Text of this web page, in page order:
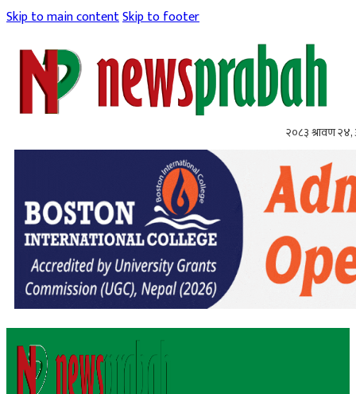
Skip to main contentSkip to footer
२०८३ श्रावण